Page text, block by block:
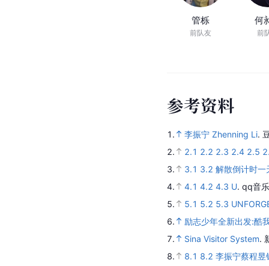
管栎
前队友
何
前
参考资料
1. 李振宁 Zhenning Li.
2.
2.1 2.2 2.3 2.4 2.5
3.
3.1 3.2 解散倒计时一
4.
4.1 4.2 4.3 U. qq音
5.
5.1 5.2 5.3
6.
励志少年全新出发:酷
7.
Sina Visitor System.
8.
8.1 8.2 李振宁蔡程昱